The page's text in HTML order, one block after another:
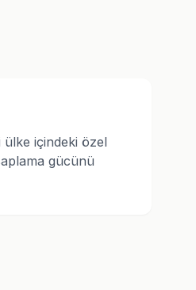
içindeki özel
gücünü